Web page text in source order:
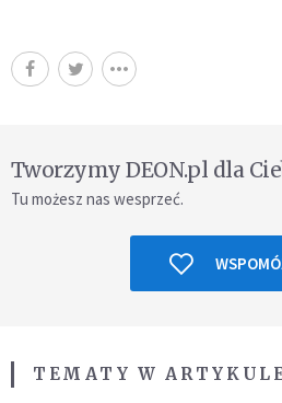
Tworzymy DEON.pl dla
Tu możesz nas wesprzeć.
TEMATY W